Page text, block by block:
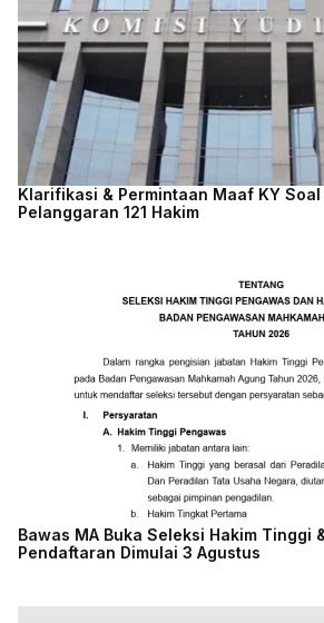
Klarifikasi & Permintaan Maaf KY Soal
Pelanggaran 121 Hakim
Bawas MA Buka Seleksi Hakim Tinggi
Pendaftaran Dimulai 3 Agustus